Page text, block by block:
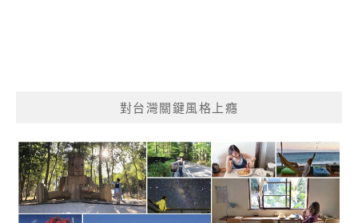
對台灣關鍵風格上癮